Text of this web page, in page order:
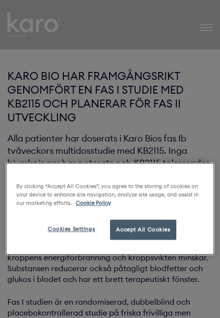
Karo Healthcare
KARO BIO HAR FRAMGÅNGSRIKT
GENOMFÖRT EN FAS I STUDIE MED
KB2115 OCH PLANERAR FÖR FAS II
UTVECKLING
Alla patienter har doserats i Karo Bios fas Ib
tvåveckors multidosstudie med KB2115. Inga
biverkningar har noterats och KB2115 tolererades
och farmakokinetik dokumenteras. De viktigaste
fynden kommer att rapporteras under våren
I prekliniska studier stimulerar KB2115 selektivt
kroppens energiförbränning och kroppsvikten minskar.
Substansen reducerar också påtagligt blodfetter och
glukos i blodet och har ett brett terapeutiskt fönster.
Fas I studien är en randomiserad, dubbelblind och
placebokontrollerad studie på friska frivilliga men
By clicking “Accept All Cookies”, you agree to the storing of cookies on
your device to enhance site navigation, analyze site usage, and assist in
our marketing efforts.
Cookie Policy
Accept All Cookies
Cookies Settings